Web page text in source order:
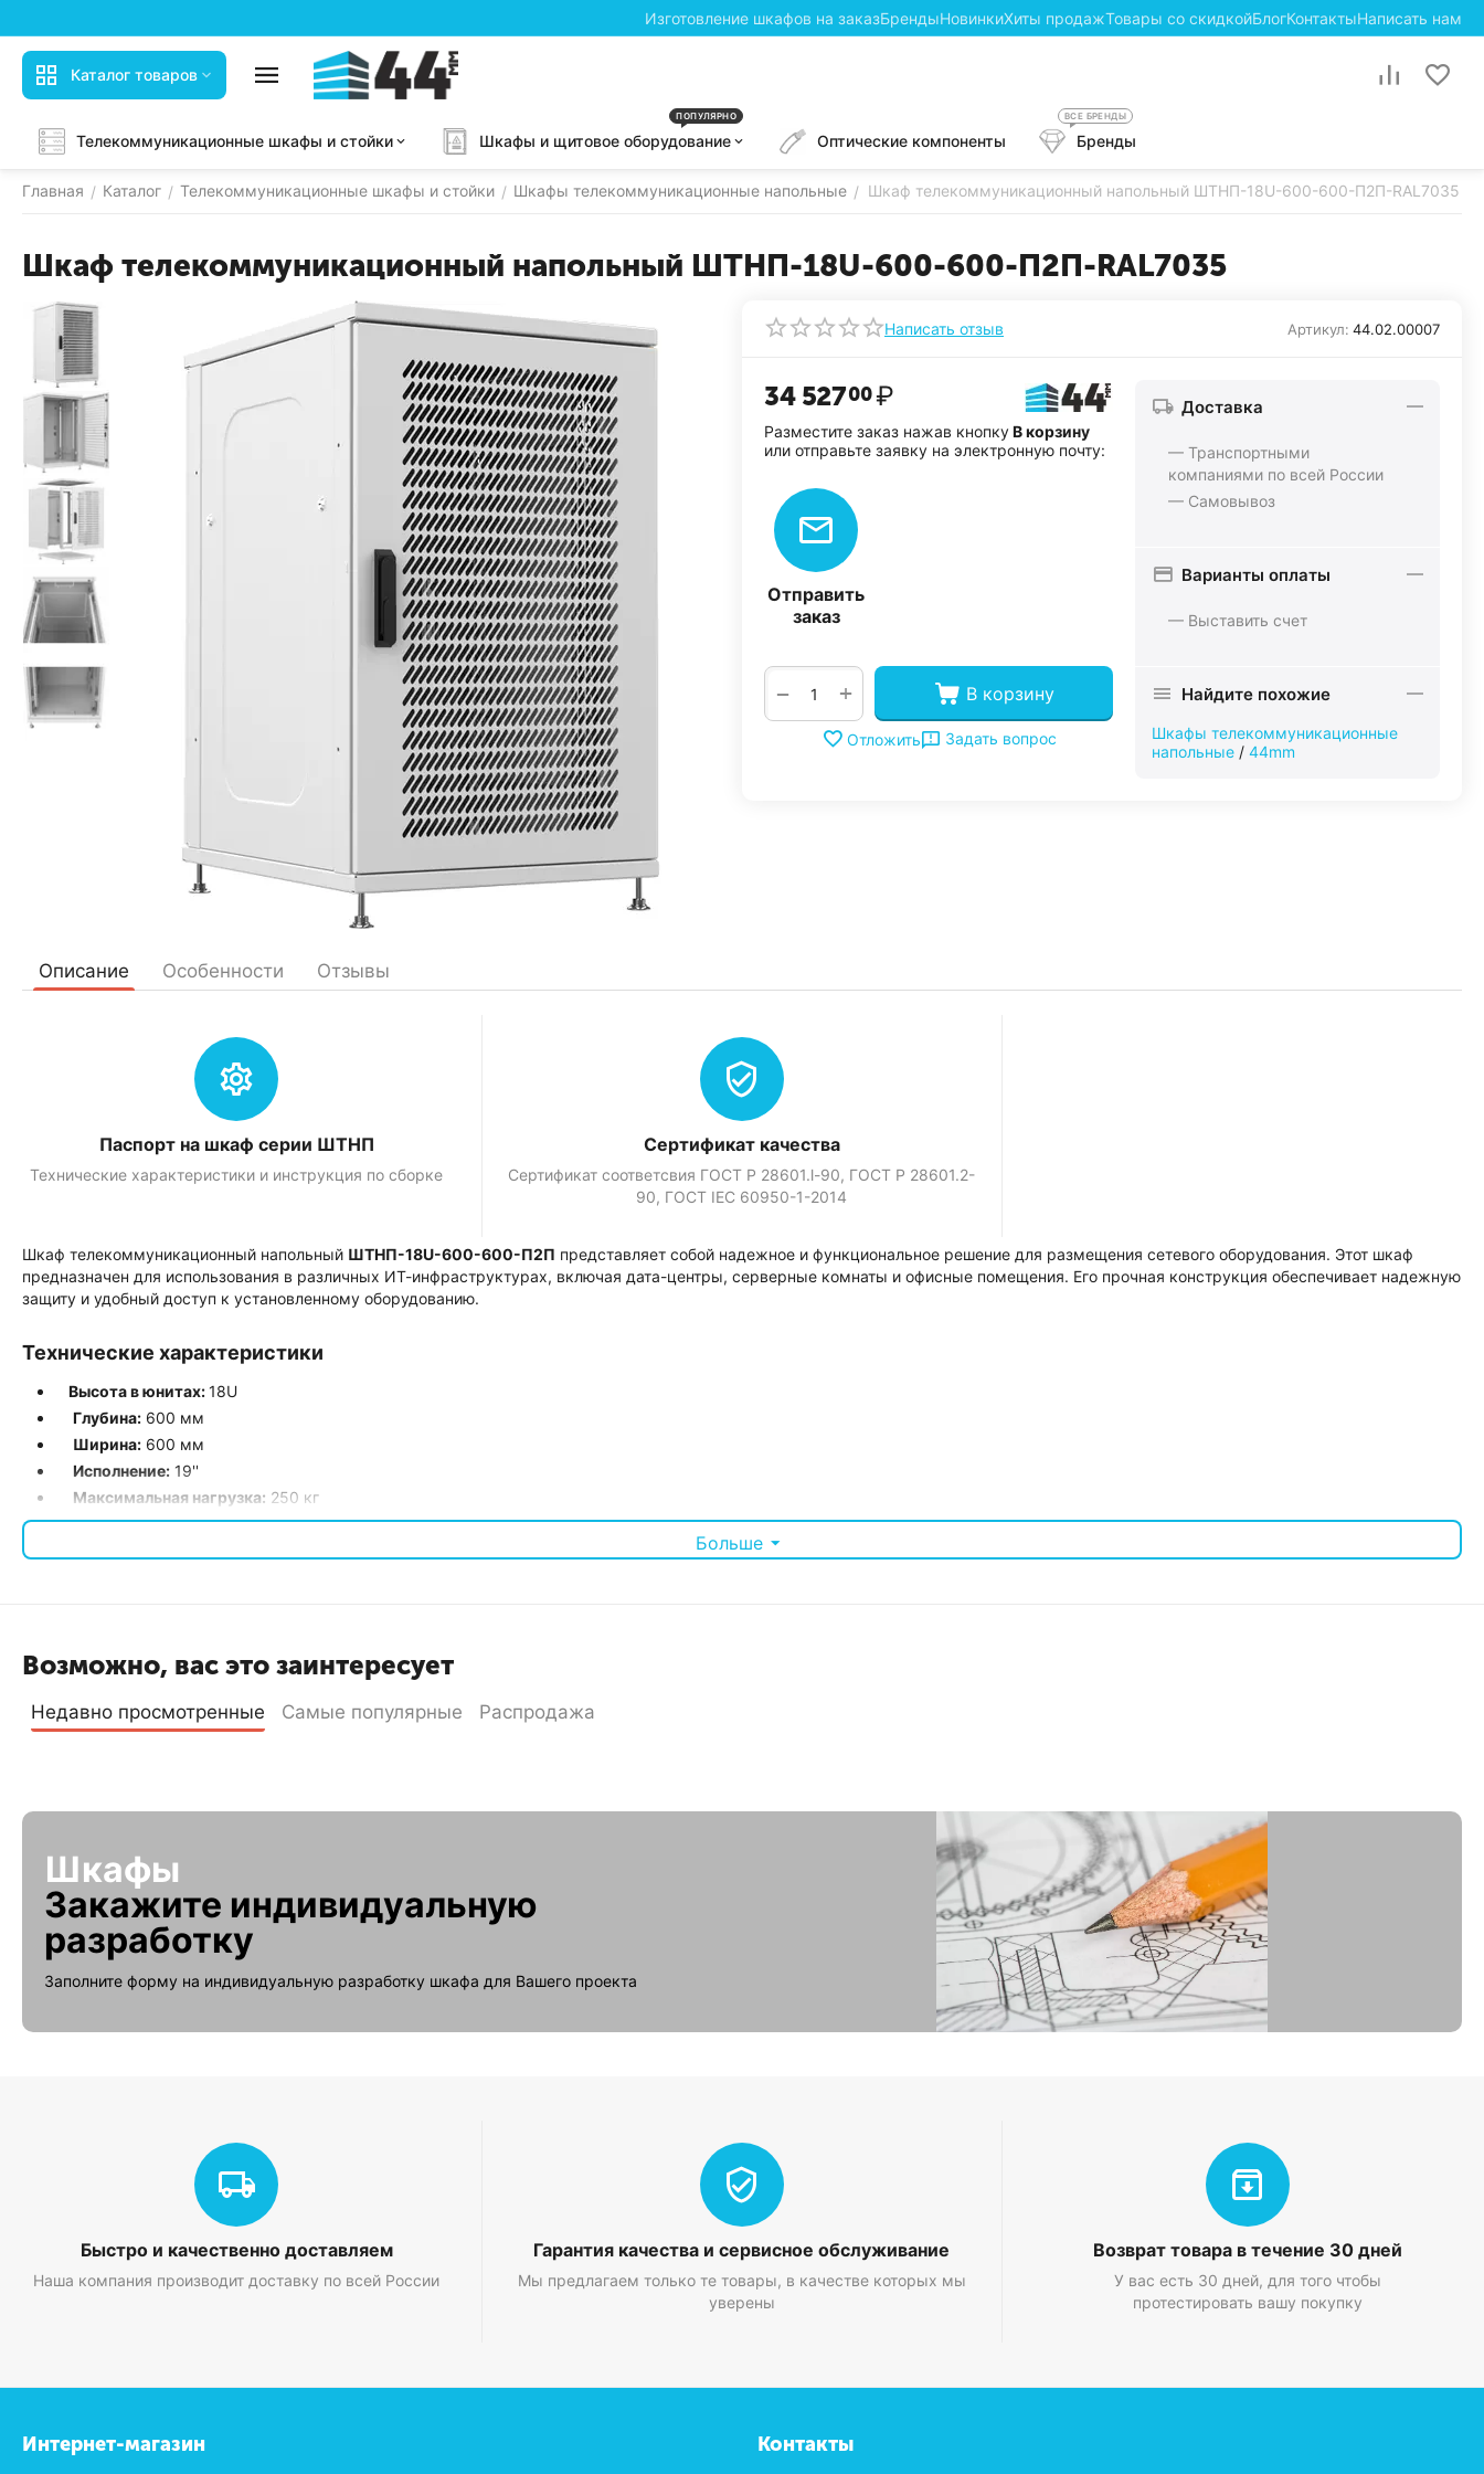
Изготовление шкафов на заказБрендыНовинкиХиты продажТовары со скидкойБлогКонтактыНаписать нам
Каталог товаров
Телекоммуникационные шкафы и стойки Шкафы и щитовое оборудование
ПОПУЛЯРНО
Оптические компоненты Бренды
ВСЕ БРЕНДЫ
Главная / Каталог / Телекоммуникационные шкафы и стойки / Шкафы телекоммуникационные напольные / Шкаф телекоммуникационный напольный ШТНП-18U-600-600-П2П-RAL7035
Шкаф телекоммуникационный напольный ШТНП-18U-600-600-П2П-RAL7035
Написать отзыв Артикул: 44.02.00007
34 52700₽
Разместите заказ нажав кнопкуВ корзину
или отправьте заявку на электронную почту:
Отправить
заказ
+
− В корзину
Отложить Задать вопрос
Доставка
— Транспортными
компаниями по всей России
— Самовывоз
Варианты оплаты
— Выставить счет
Найдите похожие
Шкафы телекоммуникационные
напольные / 44mm
Описание Особенности Отзывы
Паспорт на шкаф серии ШТНП
Технические характеристики и инструкция по сборке
Сертификат качества
Сертификат соответсвия ГОСТ Р 28601.l-90, ГОСТ Р 28601.2-
90, ГOСТ IEC 60950-1-2014
Шкаф телекоммуникационный напольный ШТНП-18U-600-600-П2П представляет собой надежное и функциональное решение для размещения сетевого оборудования. Этот шкаф
предназначен для использования в различных ИТ-инфраструктурах, включая дата-центры, серверные комнаты и офисные помещения. Его прочная конструкция обеспечивает надежную
защиту и удобный доступ к установленному оборудованию.
Технические характеристики
Высота в юнитах:18U
Глубина: 600 мм
Ширина: 600 мм
Исполнение: 19''
Максимальная нагрузка: 250 кг
Полезная глубина:400 мм
Преимущества
Статическая нагрузка: Шкаф способен выдерживать нагрузку до 250 кг, что позволяет устанавливать в него тяжелое сетевое оборудование.
Телекоммуникационный шкаф ШТНП-18U-600-600-П2П
идеально подходит для компаний, которым необходимо организовать эффективное и безопасное хранение сетевого
оборудования. Этот шкаф сочетает в себе высокое качество, прочность и удобство использования, удовлетворяя самым строгим требованиям к сетевой инфраструктуре.
Больше
Возможно, вас это заинтересует
Недавно просмотренные Самые популярные Распродажа
Шкафы
Закажите индивидуальную
разработку
Заполните форму на индивидуальную разработку шкафа для Вашего проекта
Быстро и качественно доставляем
Наша компания производит доставку по всей России
Гарантия качества и сервисное обслуживание
Мы предлагаем только те товары, в качестве которых мы
уверены
Возврат товара в течение 30 дней
У вас есть 30 дней, для того чтобы
протестировать вашу покупку
Интернет-магазин Контакты